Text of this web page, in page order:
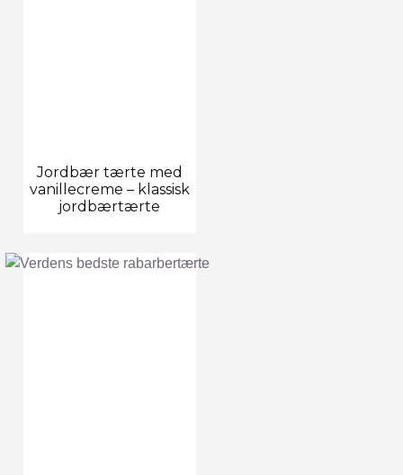
Jordbær tærte med
vanillecreme – klassisk
jordbærtærte